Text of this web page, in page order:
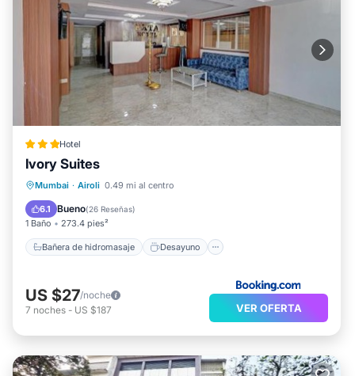
Hotel
Ivory Suites
Mumbai · Airoli 0.49 mi al centro
6.1 Bueno(26 Reseñas)
1 Baño 273.4 pies²
Bañera de hidromasaje Desayuno
Bañera de hidromasaje
Aparcamiento
US $27/noche
7 noches - US $187 VER OFERTA